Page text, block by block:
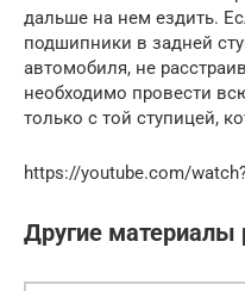
дальше на нем ездить.
подшипники в задней
автомобиля, не
необходимо провести
только с той ступицей,
https://youtube.com/
Другие материалы